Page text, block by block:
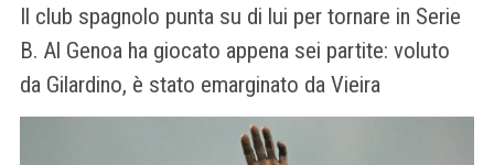
Il club spagnolo punta su di lui per tornare in Serie
B. Al Genoa ha giocato appena sei partite: voluto
da Gilardino, è stato emarginato da Vieira